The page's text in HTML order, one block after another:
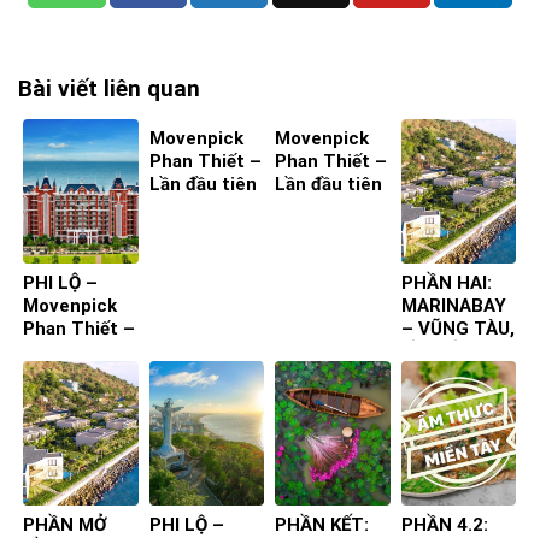
Bài viết liên quan
PHI LỘ –
Movenpick
Phan Thiết –
ta đến
Movenpick
Phan Thiết –
Lần đầu tiên
Movenpick
Phan Thiết –
Lần đầu tiên
PHẦN HAI:
MARINABAY
– VŨNG TÀU,
TIÊN TA ĐẾN
PHẦN MỞ
PHI LỘ –
PHẦN KẾT:
PHẦN 4.2: